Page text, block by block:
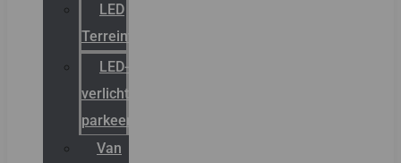
LED
Terreinverlichting
LED-
verlichting
parkeergarage
Van